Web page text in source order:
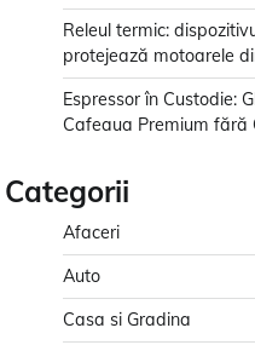
Releul termic:
protejează motoarele
Espressor în Custodie:
Cafeaua Premium fără
Categorii
Afaceri
Auto
Casa si Gradina